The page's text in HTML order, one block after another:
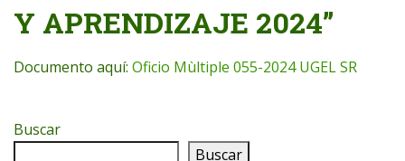
Y APRENDIZAJE 2024”
Documento aquí: Oficio Mùltiple 055-2024 UGEL SR
Buscar
Buscar